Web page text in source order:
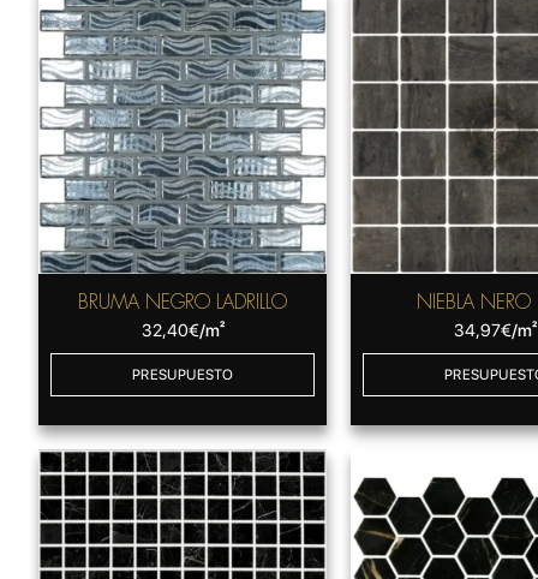
BRUMA NEGRO LADRILLO
32,40€/m²
PRESUPUESTO
NIEBLA
34,97€/m²